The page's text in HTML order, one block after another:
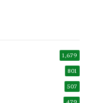
1,679
801
507